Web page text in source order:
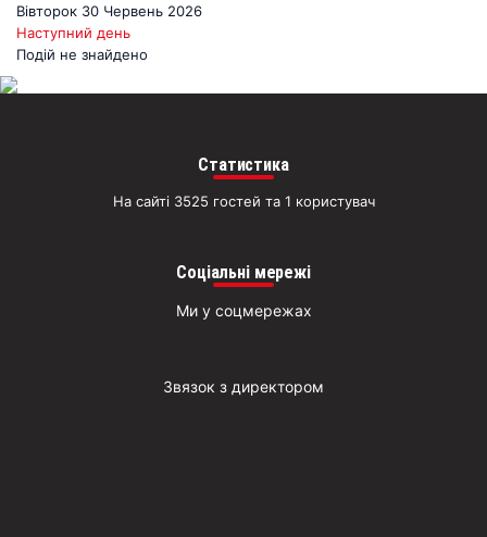
Вівторок 30 Червень 2026
Наступний день
Подій не знайдено
Статистика
На сайті 3525 гостей та 1 користувач
Соціальні мережі
Ми у соцмережах
Звязок з директором